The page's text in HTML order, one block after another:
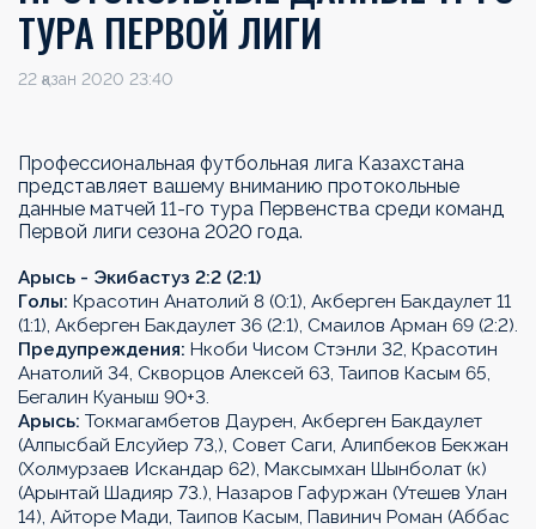
ТУРА ПЕРВОЙ ЛИГИ
22 қазан 2020 23:40
Профессиональная футбольная лига Казахстана
представляет вашему вниманию протокольные
данные матчей 11-го тура Первенства среди команд
Первой лиги сезона 2020 года.
Арысь - Экибастуз 2:2 (2:1)
Голы: Красотин Анатолий 8 (0:1), Акберген Бакдаулет 11
(1:1), Акберген Бакдаулет 36 (2:1), Смаилов Арман 69 (2:2).
Предупреждения: Нкоби Чисом Стэнли 32, Красотин
Анатолий 34, Скворцов Алексей 63, Таипов Касым 65,
Бегалин Куаныш 90+3.
Арысь: Токмагамбетов Даурен, Акберген Бакдаулет
(Алпысбай Елсуйер 73,), Совет Саги, Алипбеков Бекжан
(Холмурзаев Искандар 62), Максымхан Шынболат (к)
(Арынтай Шадияр 73.), Назаров Гафуржан (Утешев Улан
14), Айторе Мади, Таипов Касым, Павинич Роман (Аббас